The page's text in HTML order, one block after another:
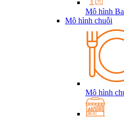
Mô hình
Mô hình chuỗi
Mô hình